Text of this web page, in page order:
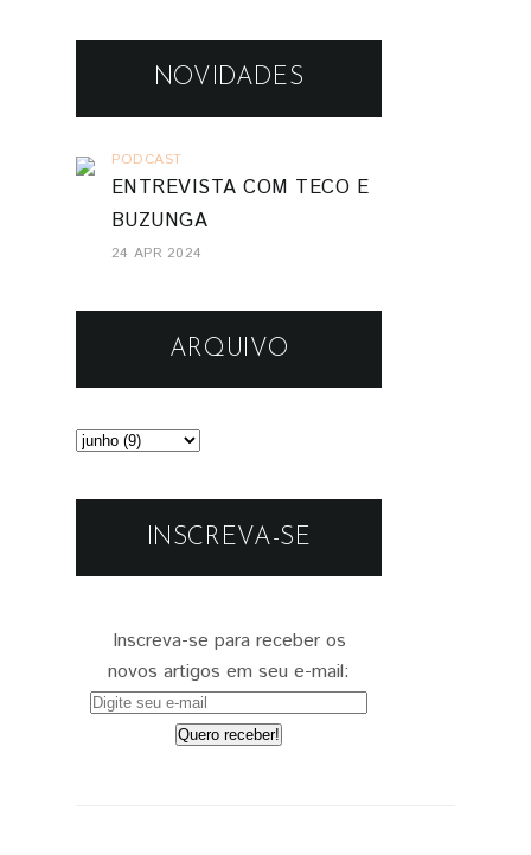
NOVIDADES
PODCAST
ENTREVISTA COM TECO E
BUZUNGA
24 APR 2024
ARQUIVO
INSCREVA-SE
Inscreva-se para receber os
novos artigos em seu e-mail: